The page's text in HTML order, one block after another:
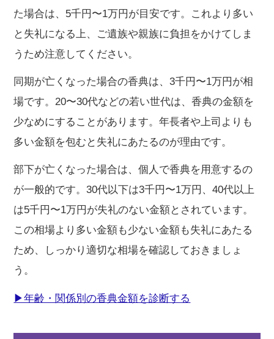
た場合は、5千円〜1万円が目安です。これより多い
と失礼になる上、ご遺族や親族に負担をかけてしま
うため注意してください。
同期が亡くなった場合の香典は、3千円〜1万円が相
場です。20〜30代などの若い世代は、香典の金額を
少なめにすることがあります。年長者や上司よりも
多い金額を包むと失礼にあたるのが理由です。
部下が亡くなった場合は、個人で香典を用意するの
が一般的です。30代以下は3千円〜1万円、40代以上
は5千円〜1万円が失礼のない金額とされています。
この相場より多い金額も少ない金額も失礼にあたる
ため、しっかり適切な相場を確認しておきましょ
う。
▶年齢・関係別の香典金額を診断する